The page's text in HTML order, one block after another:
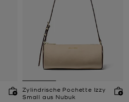
Zylindrische Pochette Izzy
Small aus Nubuk